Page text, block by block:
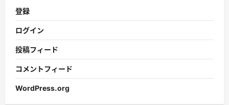
登録
ログイン
投稿フィード
コメントフィード
WordPress.org